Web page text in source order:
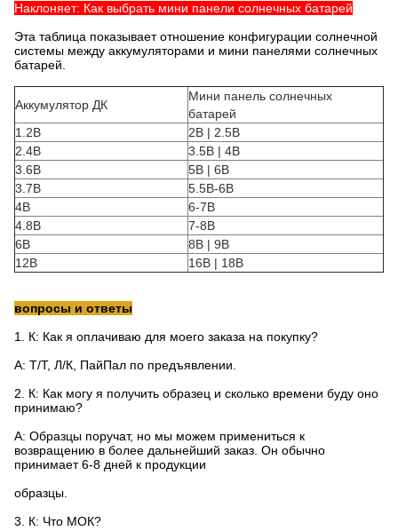
Наклоняет: Как выбрать мини панели солнечных батарей
Эта таблица показывает отношение конфигурации солнечной
системы между аккумуляторами и мини панелями солнечных
батарей.
Аккумулятор ДК
Мини панель солнечных
батарей
1.2В
2В | 2.5В
2.4В
3.5В | 4В
3.6В
5В | 6В
3.7В
5.5В-6В
4В
6-7В
4.8В
7-8В
6В
8В | 9В
12В
16В | 18В
вопросы и ответы
1. К: Как я оплачиваю для моего заказа на покупку?
А: Т/Т, Л/К, ПайПал по предъявлении.
2. К: Как могу я получить образец и сколько времени буду оно
принимаю?
А: Образцы поручат, но мы можем примениться к
возвращению в более дальнейший заказ. Он обычно
принимает 6-8 дней к продукции
образцы.
3. К: Что МОК?